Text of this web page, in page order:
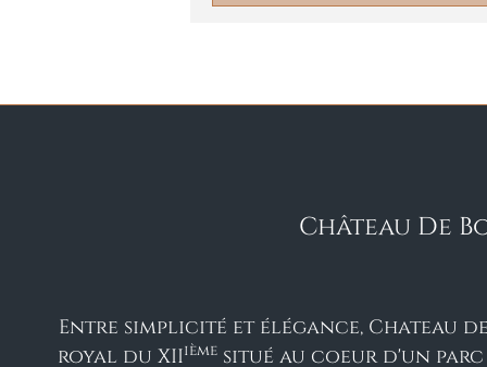
Château De
Entre simplicité et élégance, Chateau
royal du XIIièmesitué au coeur d'un